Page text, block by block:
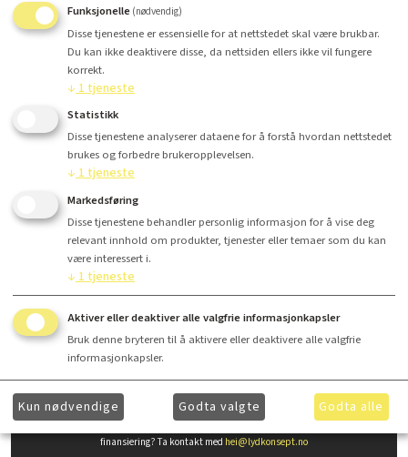
Kjøp
Finansiering
finansiering? Ta kontakt med hei@lydkonsept.no
Funksjonelle (nødvendig)
Disse tjenestene er essensielle for at nettstedet skal være brukbar.
Du kan ikke deaktivere disse, da nettsiden ellers ikke vil fungere
korrekt.
↓ 1 tjeneste
Statistikk
Disse tjenestene analyserer dataene for å forstå hvordan nettstedet
brukes og forbedre brukeropplevelsen.
↓ 1tjeneste
Markedsføring
Disse tjenestene behandler personlig informasjon for å vise deg
relevant innhold om produkter, tjenester eller temaer som du kan
være interessert i.
↓ 1tjeneste
Aktiver eller deaktiver alle valgfrie informasjonkapsler
Bruk denne bryteren til å aktivere eller deaktivere alle valgfrie
informasjonkapsler.
Kun nødvendige Godta valgte Godta alle